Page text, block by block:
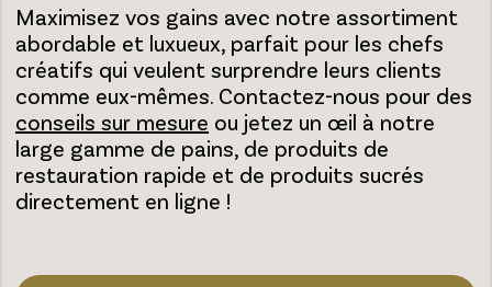
Maximisez vos gains avec notre assortiment
abordable et luxueux, parfait pour les chefs
créatifs qui veulent surprendre leurs clients
comme eux-mêmes. Contactez-nous pour des
conseils sur mesure ou jetez un œil à notre
large gamme de pains, de produits de
restauration rapide et de produits sucrés
directement en ligne !